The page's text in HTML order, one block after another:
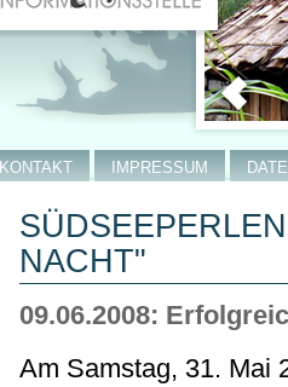
NACHT"
09.06.2008:
Am Samstag, 31. Mai
KONTAKT IMPRESSUM